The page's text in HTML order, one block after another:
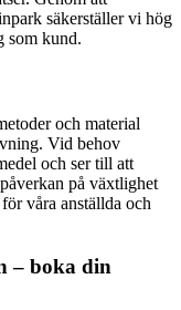
säkerställer vi hög
som kund.
och material
Vid behov
och ser till att
på växtlighet
våra anställda och
– boka din